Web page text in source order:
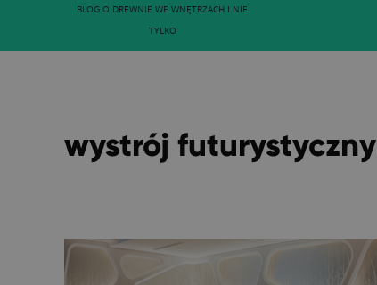
BLOG O DREWNIE WE WNĘTRZACH I NIE
TYLKO
wystrój futurystyczny